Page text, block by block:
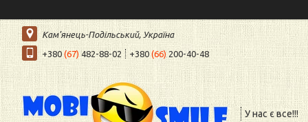
Кам'янець-Подільський, Україна
+380 (67)482-88-02 +380(66)200-40-48
У нас є все!!!